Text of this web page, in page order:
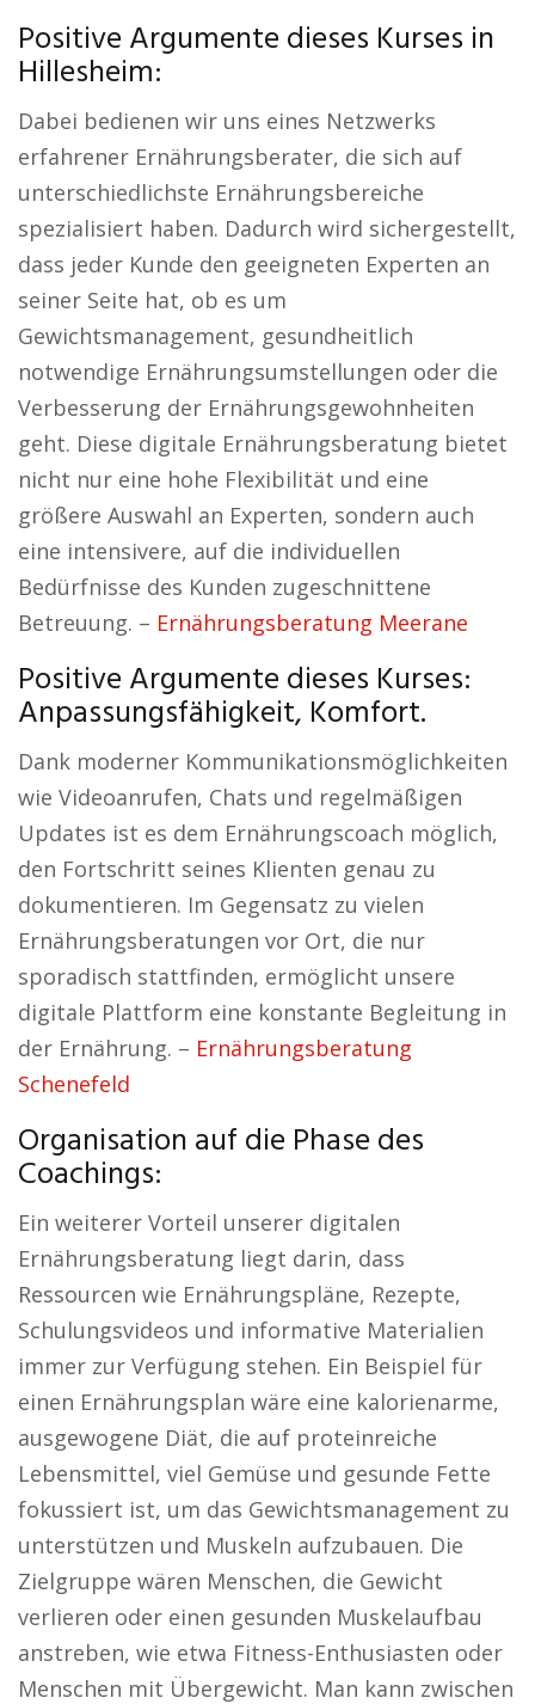
Positive Argumente dieses Kurses in
Hillesheim:
Dabei bedienen wir uns eines Netzwerks
erfahrener Ernährungsberater, die sich auf
unterschiedlichste Ernährungsbereiche
spezialisiert haben. Dadurch wird sichergestellt,
dass jeder Kunde den geeigneten Experten an
seiner Seite hat, ob es um
Gewichtsmanagement, gesundheitlich
notwendige Ernährungsumstellungen oder die
Verbesserung der Ernährungsgewohnheiten
geht. Diese digitale Ernährungsberatung bietet
nicht nur eine hohe Flexibilität und eine
größere Auswahl an Experten, sondern auch
eine intensivere, auf die individuellen
Bedürfnisse des Kunden zugeschnittene
Betreuung. – Ernährungsberatung Meerane
Positive Argumente dieses Kurses:
Anpassungsfähigkeit, Komfort.
Dank moderner Kommunikationsmöglichkeiten
wie Videoanrufen, Chats und regelmäßigen
Updates ist es dem Ernährungscoach möglich,
den Fortschritt seines Klienten genau zu
dokumentieren. Im Gegensatz zu vielen
Ernährungsberatungen vor Ort, die nur
sporadisch stattfinden, ermöglicht unsere
digitale Plattform eine konstante Begleitung in
der Ernährung. – Ernährungsberatung
Schenefeld
Organisation auf die Phase des
Coachings:
Ein weiterer Vorteil unserer digitalen
Ernährungsberatung liegt darin, dass
Ressourcen wie Ernährungspläne, Rezepte,
Schulungsvideos und informative Materialien
immer zur Verfügung stehen. Ein Beispiel für
einen Ernährungsplan wäre eine kalorienarme,
ausgewogene Diät, die auf proteinreiche
Lebensmittel, viel Gemüse und gesunde Fette
fokussiert ist, um das Gewichtsmanagement zu
unterstützen und Muskeln aufzubauen. Die
Zielgruppe wären Menschen, die Gewicht
verlieren oder einen gesunden Muskelaufbau
anstreben, wie etwa Fitness-Enthusiasten oder
Menschen mit Übergewicht. Man kann zwischen